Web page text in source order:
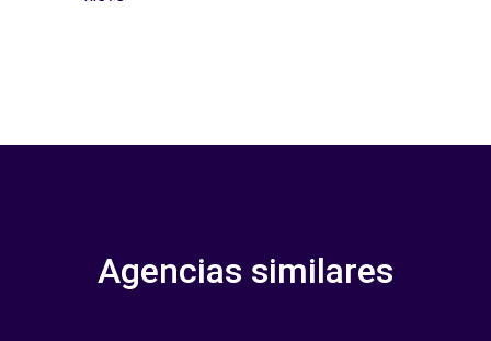
Agencias similares